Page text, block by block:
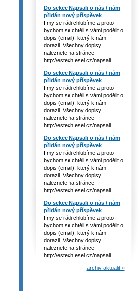
Do sekce Napsali o nás / nám
přidán nový příspěvek
I my se rádi chlubíme a proto
bychom se chtěli s vámi podělit o
dopis (email), který k nám
dorazil. Všechny dopisy
naleznete na stránce
http://estech.esel.cz/napsali
Do sekce Napsali o nás / nám
přidán nový příspěvek
I my se rádi chlubíme a proto
bychom se chtěli s vámi podělit o
dopis (email), který k nám
dorazil. Všechny dopisy
naleznete na stránce
http://estech.esel.cz/napsali
Do sekce Napsali o nás / nám
přidán nový příspěvek
I my se rádi chlubíme a proto
bychom se chtěli s vámi podělit o
dopis (email), který k nám
dorazil. Všechny dopisy
naleznete na stránce
http://estech.esel.cz/napsali
Do sekce Napsali o nás / nám
přidán nový příspěvek
I my se rádi chlubíme a proto
bychom se chtěli s vámi podělit o
dopis (email), který k nám
dorazil. Všechny dopisy
naleznete na stránce
http://estech.esel.cz/napsali
archiv aktualit »